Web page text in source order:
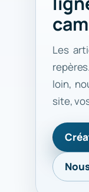
Les
loin,
site,